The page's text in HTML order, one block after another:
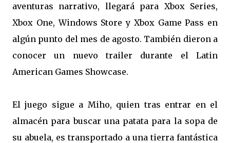
aventuras narrativo, llegará para Xbox Series,
Xbox One, Windows Store y Xbox Game Pass en
algún punto del mes de agosto. También dieron a
conocer un nuevo trailer durante el Latin
American Games Showcase.
El juego sigue a Miho, quien tras entrar en el
almacén para buscar una patata para la sopa de
su abuela, es transportado a una tierra fantástica